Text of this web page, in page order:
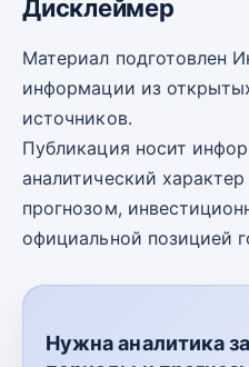
Дисклеймер
Материал подготовлен
информации из
источников.
Публикация носит
аналитический
прогнозом,
официальной позицией
Нужна аналитика